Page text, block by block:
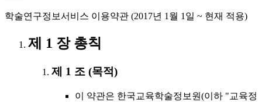
학술연구정보서비스 이용약관 (2017년 1월 1일 ~ 현재 적용)
제 1 장 총칙
제 1 조 (목적)
이 약관은 한국교육학술정보원(이하 "교육정